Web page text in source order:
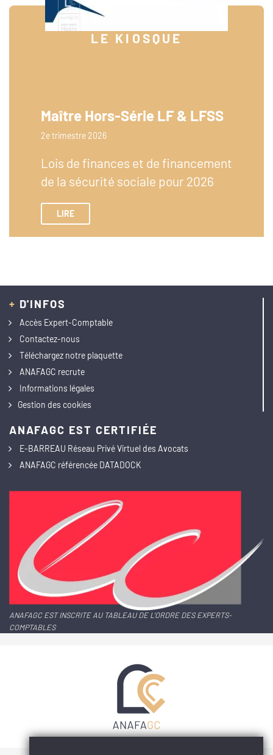
LE KIOSQUE
Maître Hors-Série LF & LFSS
2e trimestre 2026
Lois de finances et de financement
de la sécurité sociale pour 2026
LIRE
+ D'INFOS
Accès Expert-Comptable
Contactez-nous
Téléchargez notre plaquette
ANAFAGC recrute
Informations légales
Gestion des cookies
ANAFAGC EST CERTIFIÉE
E-BARREAU Réseau Privé Virtuel des Avocats
ANAFAGC référencée DATADOCK
ANAFAGC EST INSCRITE AU TABLEAU DE L'ORDRE DES EXPERTS-
COMPTABLES